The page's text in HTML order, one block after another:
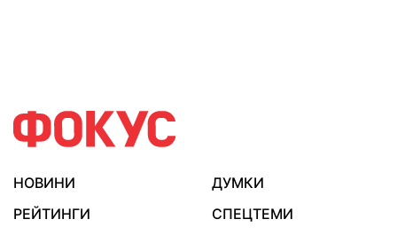
НОВИНИ
ДУМКИ
РЕЙТИНГИ
СПЕЦТЕМИ